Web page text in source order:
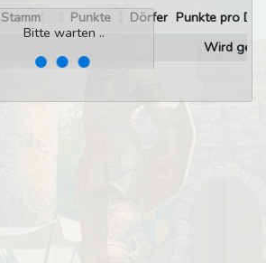
Bitte warten ..
Stamm Punkte Dörfer Punkte pro
Wird